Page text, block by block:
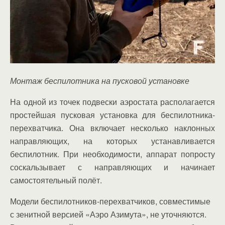
Монтаж беспилотника на пусковой установке
На одной из точек подвески аэростата располагается
простейшая пусковая установка для беспилотника-
перехватчика. Она включает несколько наклонных
направляющих, на которых устанавливается
беспилотник. При необходимости, аппарат попросту
соскальзывает с направляющих и начинает
самостоятельный полёт.
Модели беспилотников-перехватчиков, совместимые
с зенитной версией «Аэро Азимута», не уточняются.